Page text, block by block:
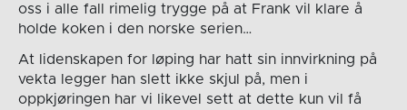
oss i alle fall rimelig trygge på at Frank vil klare å
holde koken i den norske serien…
At lidenskapen for løping har hatt sin innvirkning på
vekta legger han slett ikke skjul på, men i
oppkjøringen har vi likevel sett at dette kun vil få